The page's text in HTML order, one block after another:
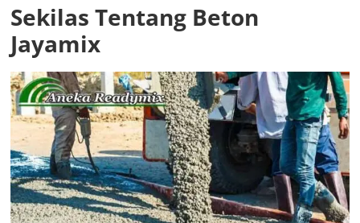
Sekilas Tentang Beton
Jayamix